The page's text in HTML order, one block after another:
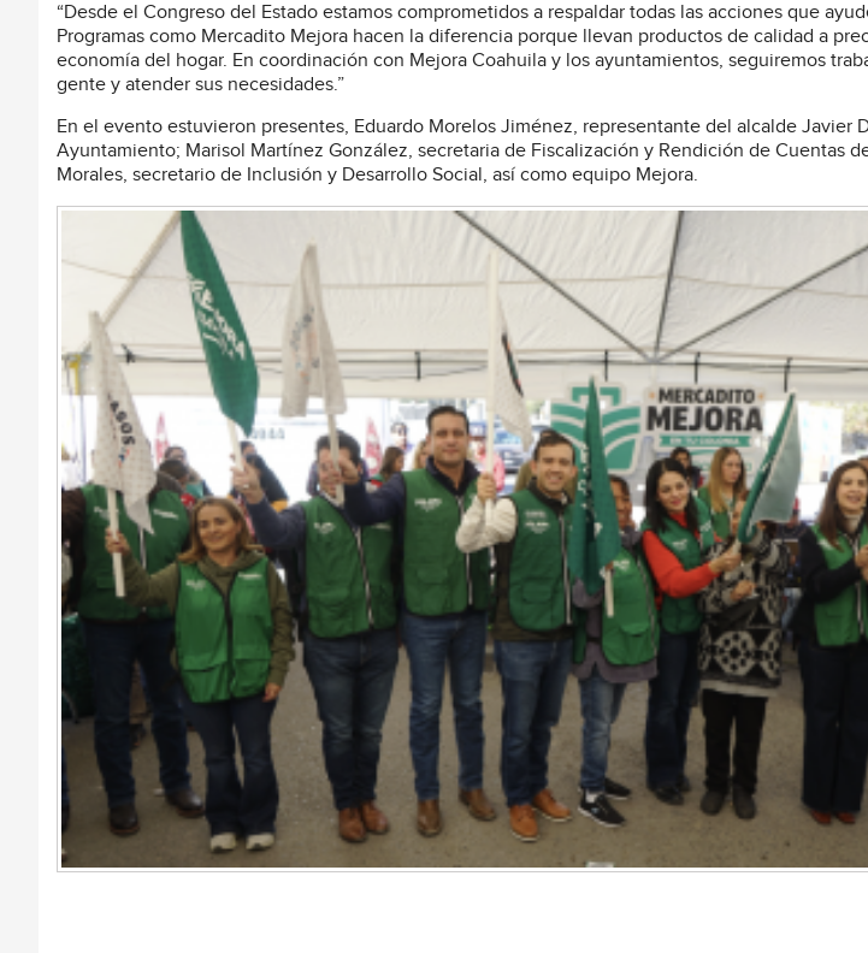
“Desde el Congreso del Estado estamos comprometidos a respaldar todas las acciones que
Programas como Mercadito Mejora hacen la diferencia porque llevan productos de calidad a
economía del hogar. En coordinación con Mejora Coahuila y los ayuntamientos, seguiremos
gente y atender sus necesidades.”
En el evento estuvieron presentes, Eduardo Morelos Jiménez, representante del alcalde Javier
Ayuntamiento; Marisol Martínez González, secretaria de Fiscalización y Rendición de Cuentas
Morales, secretario de Inclusión y Desarrollo Social, así como equipo Mejora.